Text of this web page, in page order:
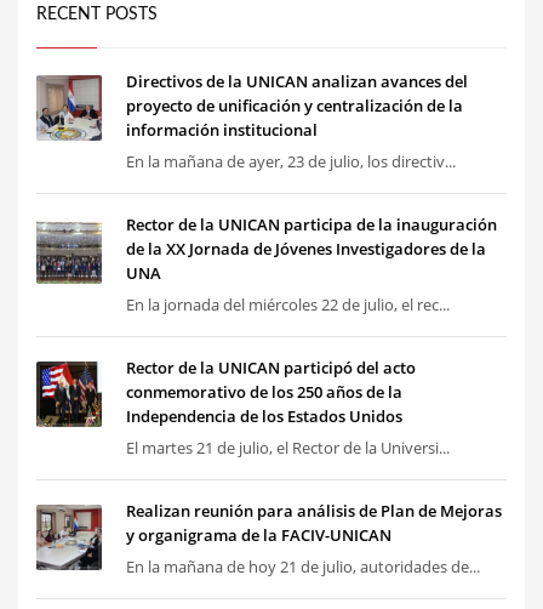
RECENT POSTS
Directivos de la UNICAN analizan avances del
proyecto de unificación y centralización de la
información institucional
En la mañana de ayer, 23 de julio, los directiv...
Rector de la UNICAN participa de la inauguración
de la XX Jornada de Jóvenes Investigadores de la
UNA
En la jornada del miércoles 22 de julio, el rec...
Rector de la UNICAN participó del acto
conmemorativo de los 250 años de la
Independencia de los Estados Unidos
El martes 21 de julio, el Rector de la Universi...
Realizan reunión para análisis de Plan de Mejoras
y organigrama de la FACIV-UNICAN
En la mañana de hoy 21 de julio, autoridades de...